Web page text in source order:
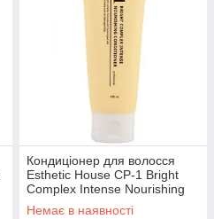
Кондиціонер для волосся
Esthetic House CP-1 Bright
Complex Intense Nourishing
Conditioner 100 ml
Немає в наявності